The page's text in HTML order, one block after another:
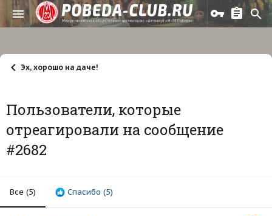
Эх, хорошо на даче!
Пользователи, которые
отреагировали на сообщение
#2682
Все (5) Спасибо (5)